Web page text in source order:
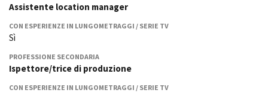
Rete regionale
Bilancio sociale
Bandi e gare
Sorrentino
FESTIVAL, MARKETS,
Assistente location manager
CON ESPERIENZE IN LUNGOMETRAGGI / SERIE TV
Sì
PROFESSIONE SECONDARIA
Ispettore/trice di produzione
CON ESPERIENZE IN LUNGOMETRAGGI / SERIE TV